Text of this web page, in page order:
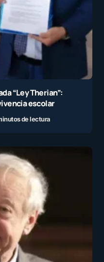
“Ley Therian”:
escolar
de lectura